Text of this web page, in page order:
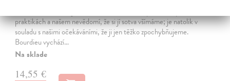
praktikách a našem nevědomí, že si jí sotva všímáme; je natolik v
souladu s našimi očekáváními, že ji jen těžko zpochybňujeme.
Bourdieu vychází…
Na sklade
14,55 €